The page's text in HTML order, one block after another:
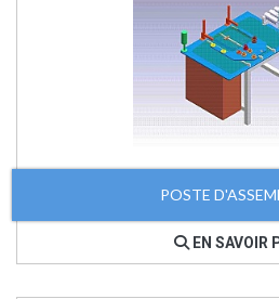
POSTE
EN SAVOIR